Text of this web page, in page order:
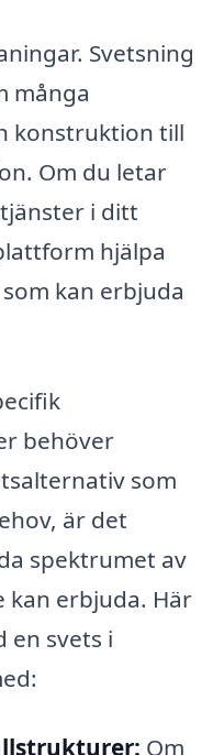
Svetsning
många
konstruktion till
Om du letar
i ditt
hjälpa
kan erbjuda
behöver
som
är det
spektrumet av
kan erbjuda. Här
en svets i
Om